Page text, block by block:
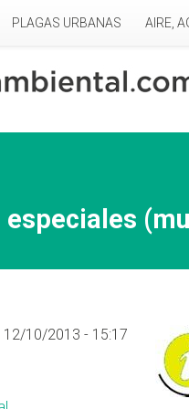
PLAGAS URBANAS AIRE,
12/10/2013 - 15:17